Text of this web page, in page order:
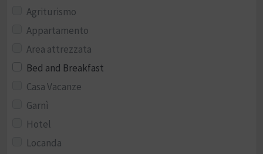
Agriturismo
Appartamento
Area attrezzata
Bed and Breakfast
Casa Vacanze
Garnì
Hotel
Locanda